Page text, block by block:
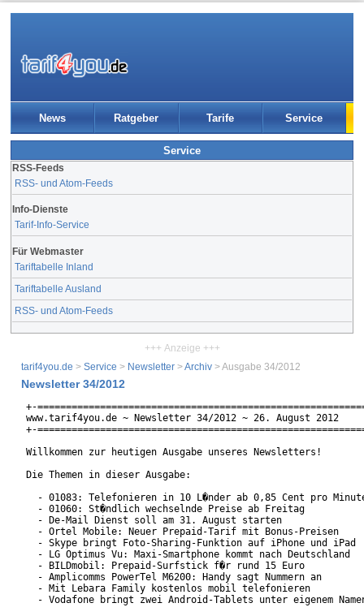
News Ratgeber Tarife Service
Service
RSS-Feeds
RSS- und Atom-Feeds
Info-Dienste
Tarif-Info-Service
Für Webmaster
Tariftabelle Inland
Tariftabelle Ausland
RSS- und Atom-Feeds
+++ Anzeige +++
tarif4you.de > Service > Newsletter >Archiv > Ausgabe 34/2012
Newsletter 34/2012
+-
www.tarif4you.de ~ Newsletter 34/2012 ~ 26. August 2012
+-
Willkommen zur heutigen Ausgabe unseres Newsletters!
Die Themen in dieser Ausgabe:
- 01083: Telefonieren in 10 L�nder ab 0,85 Cent pro
  - 01060: St�ndlich wechselnde Preise ab Freitag
  - De-Mail Dienst soll am 31. August starten
  - Ortel Mobile: Neuer Prepaid-Tarif mit Bonus-Preisen
  - Skype bringt Foto-Sharing-Funktion auf iPhone und iPad
  - LG Optimus Vu: Maxi-Smartphone kommt nach Deutschland
  - BILDmobil: Prepaid-Surfstick f�r rund 15 Euro
  - Amplicomms PowerTel M6200: Handy sagt Nummern an
  - Mit Lebara Family kostenlos mobil telefonieren
- Vodafone bringt zwei Android-Tablets unter eigenem